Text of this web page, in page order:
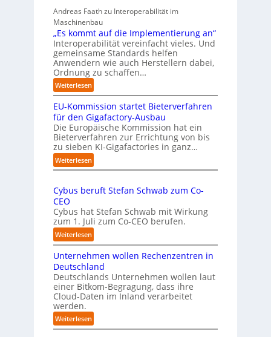
h
o
b
u
s
e
n
a
h
m
e
c
h
r
u
e
u
n
v
i
l
e
A
b
Andreas Faath zu Interoperabilität im
Maschinenbau
„Es kommt auf die Implementierung an“
Interoperabilität vereinfacht vieles. Und
gemeinsame Standards helfen
Anwendern wie auch Herstellern dabei,
Ordnung zu schaffen…
Weiterlesen:
„
E
s
k
o
m
m
t
u
d
i
e
I
p
l
e
m
e
n
t
i
EU-Kommission startet Bieterverfahren
für den Gigafactory-Ausbau
Die Europäische Kommission hat ein
Bieterverfahren zur Errichtung von bis
zu sieben KI-Gigafactories in ganz…
Weiterlesen:
E
-
o
m
m
i
s
i
o
n
t
a
Cybus beruft Stefan Schwab zum Co-
CEO
Cybus hat Stefan Schwab mit Wirkung
zum 1. Juli zum Co-CEO berufen.
Weiterlesen:
C
y
b
u
s
b
r
u
Unternehmen wollen Rechenzentren in
Deutschland
Deutschlands Unternehmen wollen laut
einer Bitkom-Begragung, dass ihre
Cloud-Daten im Inland verarbeitet
werden.
Weiterlesen:
U